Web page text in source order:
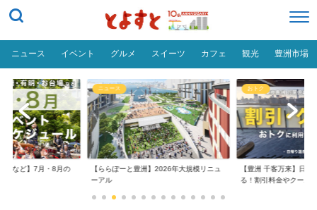
ニュース イベント グルメ スイーツ カフェ 観光 豊洲市場
場など】7月・8月の
ニュース
【ららぽーと豊洲】2026年大規模リニュ
ーアル
おトク
【豊洲 千客万来】日帰
る！割引料金やクーポ...